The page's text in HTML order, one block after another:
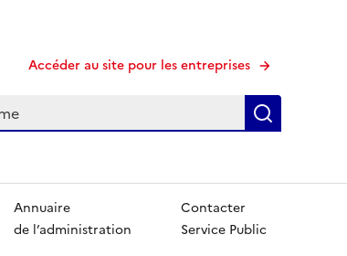
Accéder au site pour les entreprises
Annuaire
de l’administration
Contacter
Service Public